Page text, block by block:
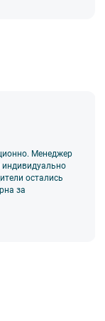
Менеджер
индивидуально
остались
за